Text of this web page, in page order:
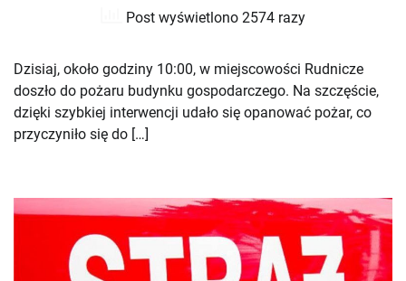
Post wyświetlono 2574 razy
Dzisiaj, około godziny 10:00, w miejscowości Rudnicze
doszło do pożaru budynku gospodarczego. Na szczęście,
dzięki szybkiej interwencji udało się opanować pożar, co
przyczyniło się do […]